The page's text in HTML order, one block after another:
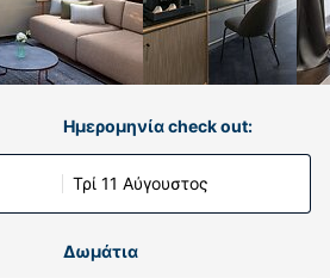
Ημερομηνία check out:
Τρί 11 Αύγουστος
Δωμάτια